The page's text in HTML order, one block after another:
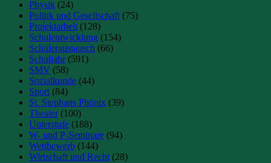
Physik (24)
Politik und Gesellschaft (75)
Projektarbeit (128)
Schulentwicklung (154)
Schüleraustausch (66)
Schuljahr (591)
SMV (58)
Sozialkunde (44)
Sport (84)
St. Stephans Phönix (39)
Theater (100)
Unterstufe (188)
W- und P-Seminare (94)
Wettbewerb (144)
Wirtschaft und Recht (28)